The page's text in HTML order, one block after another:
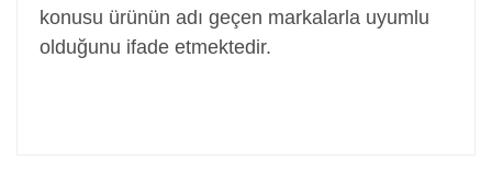
konusu ürünün adı geçen markalarla uyumlu
olduğunu ifade etmektedir.